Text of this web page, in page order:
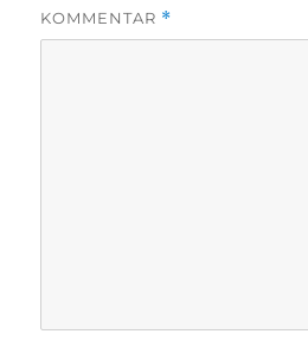
KOMMENTAR *